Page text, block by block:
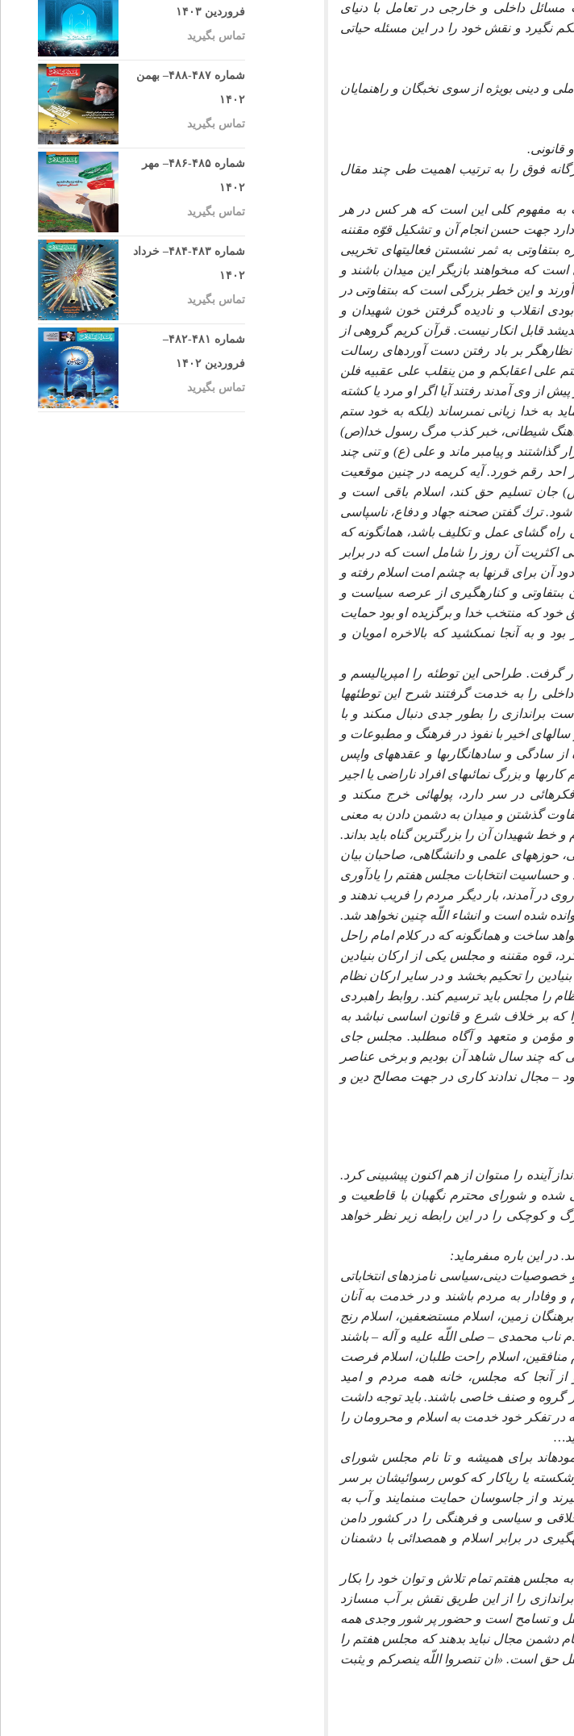
داخلى و خارجى در تعامل با دنياى
نگيرد و نقش خود را در اين مسئله حياتى
و دينى بويژه از سوى نخبگان و راهنمايان
فوق را به ترتيب اهميت طى چند مقال
به مفهوم كلى اين است كه هر كس در هر
جهت حسن انجام آن و تشكيل قوّه مقننه
به ثمر نشستن فعاليتهاى تخريبى
كه مى‏خواهند بازيگر اين ميدان باشند و
و اين خطر بزرگى است كه بى‏تفاوتى در
انقلاب و ناديده گرفتن خون شهيدان و
قابل انكار نيست. قرآن كريم گروهى از
بر باد رفتن دست آوردهاى رسالت
على اعقابكم و من ينقلب على عقبيه فلن
پيامبران ديگر پيش از وى آمدند رفتند آيا اگر او مرد يا كشته
به خدا زيانى نمى‏رساند (بلكه به خود ستم
كه آهنگ شيطانى، خبر كذب مرگ رسول خدا(ص)
گذاشتند و پيامبر ماند و على (ع) و تنى چند
احد رقم خورد. آيه كريمه در چنين موقعيت
تسليم حق كند، اسلام باقى است و
شود. ترك گفتن صحنه جهاد و دفاع، ناسپاسى
راه گشاى عمل و تكليف باشد، همانگونه كه
آن روز را شامل است كه در برابر
دود آن براى قرنها به چشم امت اسلام رفته و
بى‏تفاوتى و كناره‏گيرى از عرصه سياست و
خود كه منتخب خدا و برگزيده او بود حمايت
به آنجا نمى‏كشيد كه بالاخره امويان و
طراحى اين توطئه را امپرياليسم و
را به خدمت گرفتند شرح اين توطئه‏ها
براندازى را بطور جدى دنبال مى‏كند و با
اخير با نفوذ در فرهنگ و مطبوعات و
سادگى و ساده‏انگارى‏ها و عقده‏هاى واپس
و بزرگ نمائى‏هاى افراد ناراضى يا اجير
در سر دارد، پول‏هائى خرج مى‏كند و
گذشتن و ميدان به دشمن دادن به معنى
شهيدان آن را بزرگترين گناه بايد بداند.
حوزه‏هاى علمى و دانشگاهى، صاحبان بيان
و حساسيت انتخابات مجلس هفتم را يادآورى
در آمدند، بار ديگر مردم را فريب ندهند و
شده است و انشاء اللّه چنين نخواهد شد.
ساخت و همانگونه كه در كلام امام راحل
و اجتماعى»(3) خود را ترك نخواهند كرد، قوه مقننه و مجلس يكى از اركان بنيادين
را تحكيم بخشد و در ساير اركان نظام
را مجلس بايد ترسيم كند. روابط راهبردى
كه بر خلاف شرع و قانون اساسى نباشد به
و مؤمن و متعهد و آگاه مى‏طلبد. مجلس جاى
كه چند سال شاهد آن بوديم و برخى عناصر
– مجال ندادند كارى در جهت مصالح دين و
آينده را مى‏توان از هم اكنون پيش‏بينى كرد.
شده و شوراى محترم نگهبان با قاطعيت و
و كوچكى را در اين رابطه زير نظر خواهد
اين باره مى‏فرمايد:
دينى،سياسى نامزدهاى انتخاباتى
و وفادار به مردم باشند و در خدمت به آنان
زمين، اسلام مستضعفين، اسلام رنج
ناب محمدى – صلى اللّه عليه و آله – باشند
منافقين، اسلام راحت طلبان، اسلام فرصت
از آن‏جا كه مجلس، خانه همه مردم و اميد
گروه و صنف خاصى باشند. بايد توجه داشت
در تفكر خود خدمت به اسلام و محرومان را
براى هميشه و تا نام مجلس شوراى
يا رياكار كه كوس رسوائيشان بر سر
و از جاسوسان حمايت مى‏نمايند و آب به
و سياسى و فرهنگى را در كشور دامن
در برابر اسلام و همصدائى با دشمنان
به مجلس هفتم تمام تلاش و توان خود را بكار
را از اين طريق نقش بر آب مى‏سازد
و تسامح است و حضور پر شور وجدى همه
دشمن مجال نبايد بدهند كه مجلس هفتم را
حق است. «ان تنصروا اللّه ينصركم و يثبت
فروردین ۱۴۰۳
تماس بگیرید
شماره ۴۸۷-۴۸۸– بهمن
۱۴۰۲
تماس بگیرید
شماره ۴۸۵-۴۸۶– مهر
۱۴۰۲
تماس بگیرید
شماره ۴۸۳-۴۸۴– خرداد
۱۴۰۲
تماس بگیرید
شماره ۴۸۱-۴۸۲–
فروردین ۱۴۰۲
تماس بگیرید